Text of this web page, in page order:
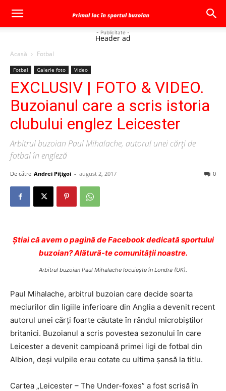
- Publicitate -
Header ad
Acasă Fotbal
Fotbal Galerie foto Video
EXCLUSIV | FOTO & VIDEO.
Buzoianul care a scris istoria
clubului englez Leicester
Arbitrul buzoian Paul Mihalache, autorul unei cărţi de
fotbal în engleză
De către Andrei Pițigoi - august 2, 2017 0
Ştiai că avem o pagină de Facebook dedicată sportului
buzoian? Alătură-te comunității noastre.
Arbitrul buzoian Paul Mihalache locuieşte în Londra (UK).
Paul Mihalache, arbitrul buzoian care decide soarta
meciurilor din ligiile inferioare din Anglia a devenit recent
autorul unei cărţi foarte căutate în rândul microbiştilor
britanici. Buzoianul a scris povestea sezonului în care
Leicester a devenit campioană primei ligi de fotbal din
Albion, deşi vulpile erau cotate cu ultima şansă la titlu.
Cartea „Leicester – The Under-foxes” a fost scrisă în